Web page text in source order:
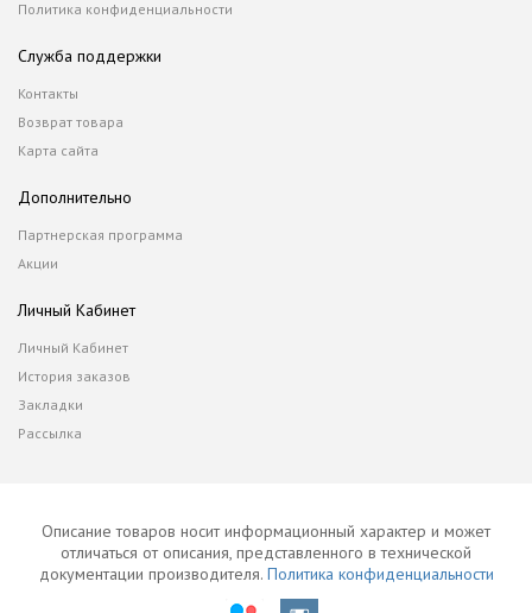
Политика конфиденциальности
Служба поддержки
Контакты
Возврат товара
Карта сайта
Дополнительно
Партнерская программа
Акции
Личный Кабинет
Личный Кабинет
История заказов
Закладки
Рассылка
Описание товаров носит информационный характер и может
отличаться от описания, представленного в технической
документации производителя. Политика конфиденциальности